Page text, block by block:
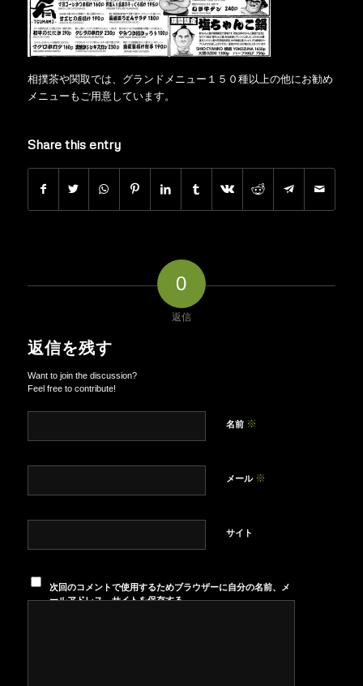
相撲茶や関取では、グランドメニュー１５０種以上の他にお勧め
メニューもご用意しています。
Share this entry
0
返信
返信を残す
Want to join the discussion?
Feel free to contribute!
名前 ※
メール ※
サイト
次回のコメントで使用するためブラウザーに自分の名前、メ
ールアドレス、サイトを保存する。